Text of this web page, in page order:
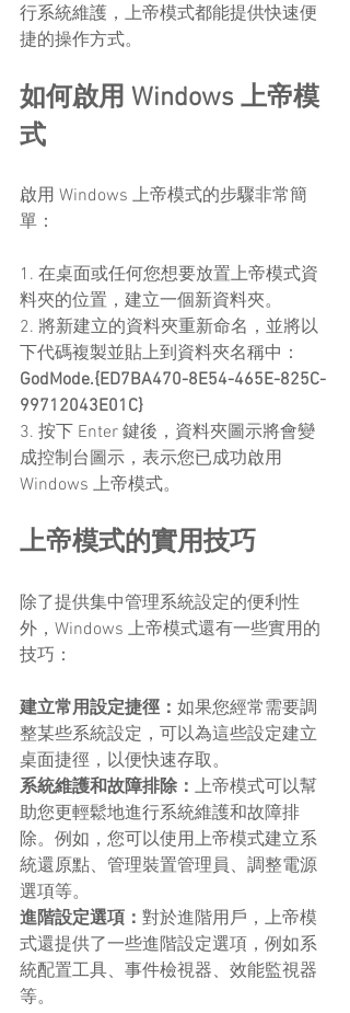
行系統維護，上帝模式都能提供快速便
捷的操作方式。
如何啟用 Windows 上帝模
式
啟用 Windows 上帝模式的步驟非常簡
單：
1. 在桌面或任何您想要放置上帝模式資
料夾的位置，建立一個新資料夾。
2. 將新建立的資料夾重新命名，並將以
下代碼複製並貼上到資料夾名稱中：
GodMode.{ED7BA470-8E54-465E-825C-
99712043E01C}
3. 按下 Enter 鍵後，資料夾圖示將會變
成控制台圖示，表示您已成功啟用
Windows 上帝模式。
上帝模式的實用技巧
除了提供集中管理系統設定的便利性
外，Windows 上帝模式還有一些實用的
技巧：
建立常用設定捷徑： 如果您經常需要調
整某些系統設定，可以為這些設定建立
桌面捷徑，以便快速存取。
系統維護和故障排除： 上帝模式可以幫
助您更輕鬆地進行系統維護和故障排
除。例如，您可以使用上帝模式建立系
統還原點、管理裝置管理員、調整電源
選項等。
進階設定選項： 對於進階用戶，上帝模
式還提供了一些進階設定選項，例如系
統配置工具、事件檢視器、效能監視器
等。